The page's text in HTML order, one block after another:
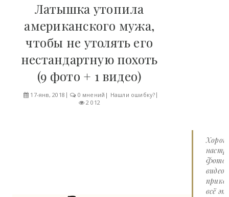
Латышка утопила
американского мужа,
чтобы не утолять его
нестандартную похоть
(9 фото + 1 видео)
17-янв, 2018 0 мнений | Нашли ошибку?
2 012
Фото
видео
всё